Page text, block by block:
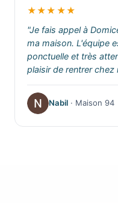
★★★★★
"Je fais appel à
ma maison. L'équipe
ponctuelle et très
plaisir de rentrer chez
Nabil · Maison 94